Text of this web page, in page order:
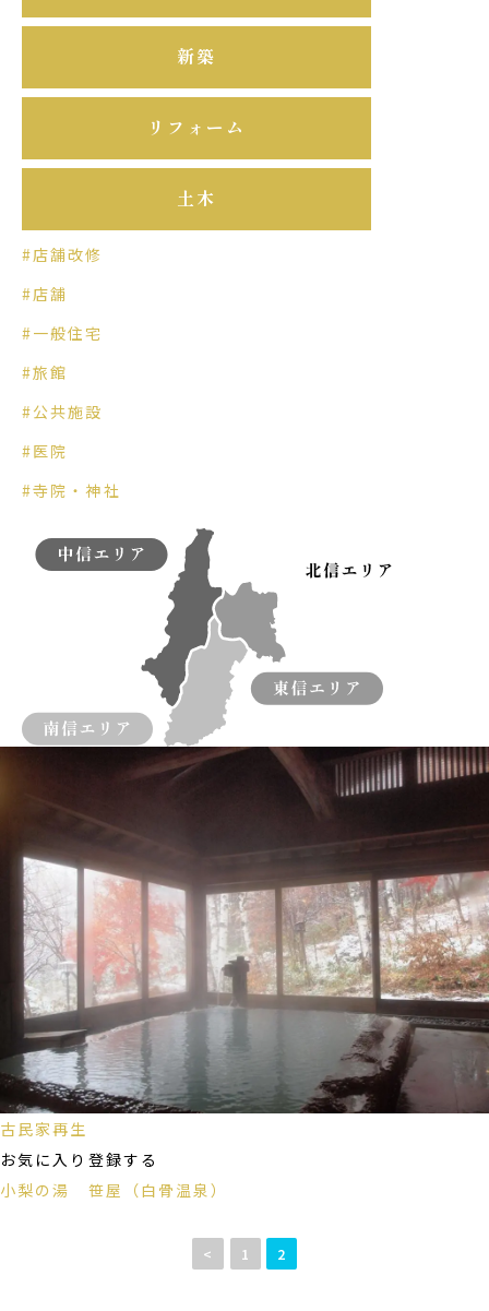
新築
リフォーム
土木
#店舗改修
#店舗
#一般住宅
#旅館
#公共施設
#医院
#寺院・神社
古民家再生
お気に入り登録する
小梨の湯 笹屋（白骨温泉）
< 1 2